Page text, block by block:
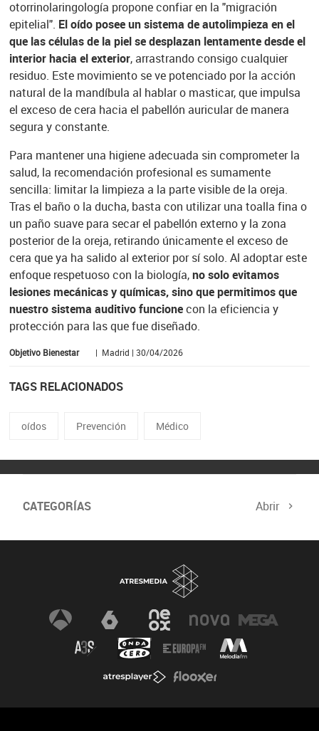
otorrinolaringología propone confiar en la "migración
epitelial". El oído posee un sistema de autolimpieza en el
que las células de la piel se desplazan lentamente desde el
interior hacia el exterior, arrastrando consigo cualquier
residuo. Este movimiento se ve potenciado por la acción
natural de la mandíbula al hablar o masticar, que impulsa
el exceso de cera hacia el pabellón auricular de manera
segura y constante.
Para mantener una higiene adecuada sin comprometer la
salud, la recomendación profesional es sumamente
sencilla: limitar la limpieza a la parte visible de la oreja.
Tras el baño o la ducha, basta con utilizar una toalla fina o
un paño suave para secar el pabellón externo y la zona
posterior de la oreja, retirando únicamente el exceso de
cera que ya ha salido al exterior por sí solo. Al adoptar este
enfoque respetuoso con la biología,no solo evitamos
lesiones mecánicas y químicas, sino que permitimos que
nuestro sistema auditivo funcionecon la eficiencia y
protección para las que fue diseñado.
Objetivo Bienestar | Madrid | 30/04/2026
TAGS RELACIONADOS
oídos Prevención Médico
CATEGORÍAS Abrir